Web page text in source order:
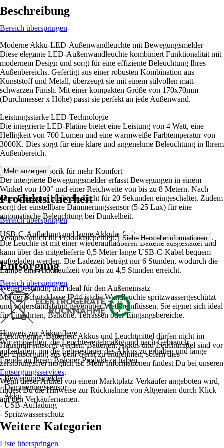
Beschreibung
Bereich überspringen
Moderne Akku-LED-Außenwandleuchte mit Bewegungsmelder
Diese elegante LED-Außenwandleuchte kombiniert Funktionalität mit
modernem Design und sorgt für eine effiziente Beleuchtung Ihres
Außenbereichs. Gefertigt aus einer robusten Kombination aus
Kunststoff und Metall, überzeugt sie mit einem stilvollen matt-
schwarzen Finish. Mit einer kompakten Größe von 170x70mm
(Durchmesser x Höhe) passt sie perfekt an jede Außenwand.
Leistungsstarke LED-Technologie
Die integrierte LED-Platine bietet eine Leistung von 4 Watt, eine
Helligkeit von 700 Lumen und eine warmweiße Farbtemperatur von
3000K. Dies sorgt für eine klare und angenehme Beleuchtung in Ihrem
Außenbereich.
Intelligente Sensorik für mehr Komfort
Der integrierte Bewegungsmelder erfasst Bewegungen in einem
Winkel von 100° und einer Reichweite von bis zu 8 Metern. Nach
einer Erfassung bleibt das Licht für 20 Sekunden eingeschaltet. Zudem
sorgt der einstellbare Dämmerungssensor (5-25 Lux) für eine
automatische Beleuchtung bei Dunkelheit.
USB-C-Aufladung und lange Akkulaufzeit
Die Leuchte ist mit einer wiederaufladbaren Batterie ausgestattet und
kann über das mitgelieferte 0,5 Meter lange USB-C-Kabel bequem
aufgeladen werden. Die Ladezeit beträgt nur 6 Stunden, wodurch die
Lampe eine Akkulaufzeit von bis zu 4,5 Stunden erreicht.
Wetterbeständig und ideal für den Außeneinsatz
Mit der Schutzklasse IP44 ist die Wandleuchte spritzwassergeschützt
und widerstandsfähig gegenüber Wettereinflüssen. Sie eignet sich ideal
für Einfahrten, Balkone, Terrassen oder Eingangsbereiche.
Hinweis zur Akkupflege
Wir empfehlen, die Leuchte regelmäßig und nach Gebrauch
aufzuladen, um die Lebensdauer des Akkus zu erhalten und lange
Freude an Ihrem Briloner Produkt zu haben.
- Bewegungsmelder
- Dämmerungssensor
- Akku
- USB-Aufladung
- Spritzwasserschutz
Mehr anzeigen
Produktsicherheit
Bereich überspringen
Verantwortlich für Produktsicherheit: Siehe Herstellerinformationen .
Entsorgung
Bereich überspringen
Elektrogeräte, Batterien, Akkus und Leuchtmittel dürfen nicht im
Hausmüll entsorgt werden. Batterien, Akkus und Leuchtmittel sind vor
der Entsorgung aus dem Gerät zu entnehmen, sofern dies
zerstörungsfrei möglich ist. Mehr Informationen findest Du bei unseren
Entsorgungsservices.
Wenn dieser Artikel von einem Marktplatz-Verkäufer angeboten wird,
findest Du die Hinweise zur Rücknahme von Altgeräten durch Klick
auf den Verkäufernamen.
Weitere Kategorien
Liste überspringen